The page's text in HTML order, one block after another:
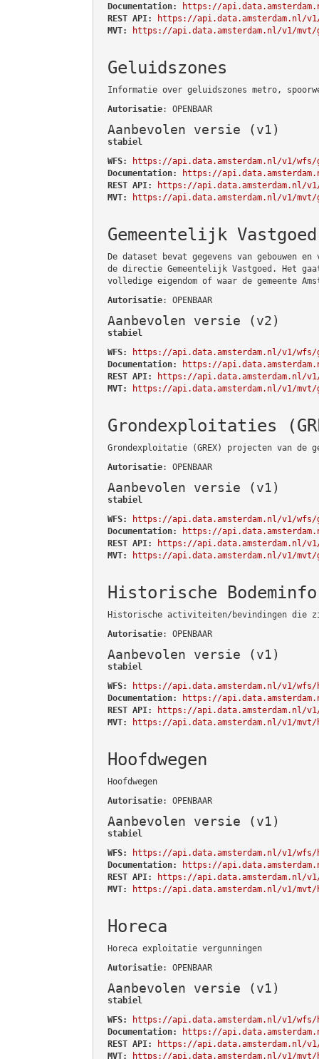
Documentation:
https://
REST API:
https://api.data.amsterdam.nl/
MVT:
https://api.data.amsterdam.nl/v1/mvt/
Geluidszones
Informatie over geluidszones metro,
Autorisatie: OPENBAAR
Aanbevolen versie (v1)
stabiel
WFS:
https://api.data.amsterdam.nl/v1/wfs/
Documentation:
https://
REST API:
https://api.data.amsterdam.nl/
MVT:
https://api.data.amsterdam.nl/v1/mvt/
Gemeentelijk Vastgoed
De dataset bevat gegevens van gebouwen
de directie Gemeentelijk Vastgoed. Het
volledige eigendom of waar de gemeente
Autorisatie: OPENBAAR
Aanbevolen versie (v2)
stabiel
WFS:
https://api.data.amsterdam.nl/v1/wfs/
Documentation:
https://
REST API:
https://api.data.amsterdam.nl/
MVT:
https://api.data.amsterdam.nl/v1/mvt/
Grondexploitaties
Grondexploitatie (GREX) projecten van de
Autorisatie: OPENBAAR
Aanbevolen versie (v1)
stabiel
WFS:
https://api.data.amsterdam.nl/v1/wfs/
Documentation:
https://
REST API:
https://api.data.amsterdam.nl/
MVT:
https://api.data.amsterdam.nl/v1/mvt/
Historische
Historische activiteiten/bevindingen die
Autorisatie: OPENBAAR
Aanbevolen versie (v1)
stabiel
WFS:
https://api.data.amsterdam.nl/v1/wfs/
Documentation:
https://
REST API:
https://api.data.amsterdam.nl/
MVT:
https://api.data.amsterdam.nl/v1/mvt/
Hoofdwegen
Hoofdwegen
Autorisatie: OPENBAAR
Aanbevolen versie (v1)
stabiel
WFS:
https://api.data.amsterdam.nl/v1/wfs/
Documentation:
https://
REST API:
https://api.data.amsterdam.nl/
MVT:
https://api.data.amsterdam.nl/v1/mvt/
Horeca
Horeca exploitatie vergunningen
Autorisatie: OPENBAAR
Aanbevolen versie (v1)
stabiel
WFS:
https://api.data.amsterdam.nl/v1/wfs/
Documentation:
https://
REST API:
https://api.data.amsterdam.nl/
MVT:
https://api.data.amsterdam.nl/v1/mvt/